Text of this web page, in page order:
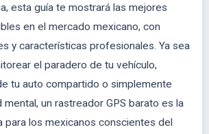
esta guía te mostrará las mejores
en el mercado mexicano, con
y características profesionales. Ya sea
el paradero de tu vehículo,
tu auto compartido o simplemente
un rastreador GPS barato es la
para los mexicanos conscientes del